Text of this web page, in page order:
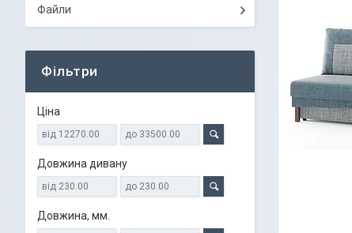
Файли
Фільтри
Ціна
Довжина дивану
Довжина, мм.